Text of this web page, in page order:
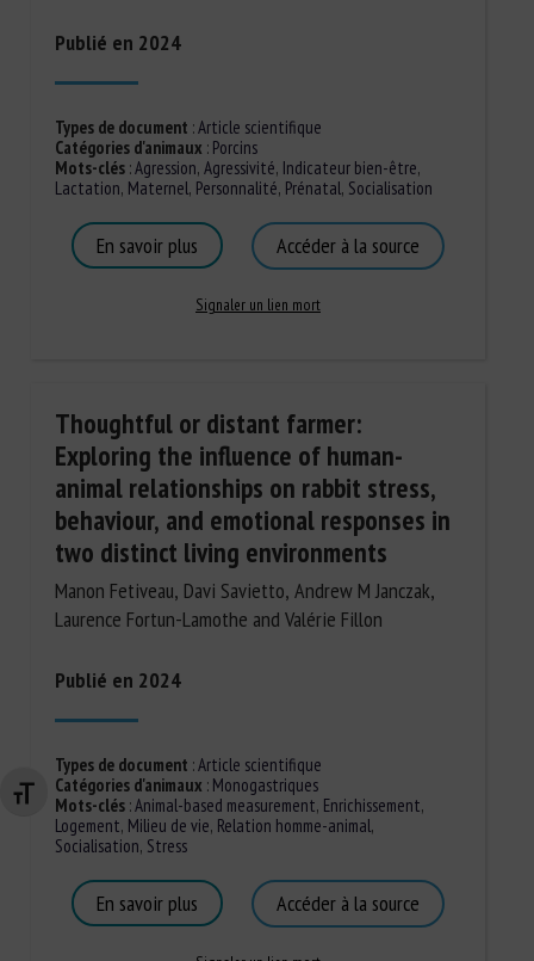
Changer la taille de la police
Publié en 2024
Types de document :Article scientifique
Catégories d'animaux : Porcins
Mots-clés:Agression, Agressivité, Indicateur bien-être,
Lactation, Maternel, Personnalité, Prénatal, Socialisation
En savoir plus Accéder à la source
Signaler un lien mort
Thoughtful or distant farmer:
Exploring the influence of human-
animal relationships on rabbit stress,
behaviour, and emotional responses in
two distinct living environments
Manon Fetiveau, Davi Savietto, Andrew M Janczak,
Laurence Fortun-Lamothe and Valérie Fillon
Publié en 2024
Types de document :Article scientifique
Catégories d'animaux : Monogastriques
Mots-clés:Animal-based measurement, Enrichissement,
Logement, Milieu de vie, Relation homme-animal,
Socialisation, Stress
En savoir plus Accéder à la source